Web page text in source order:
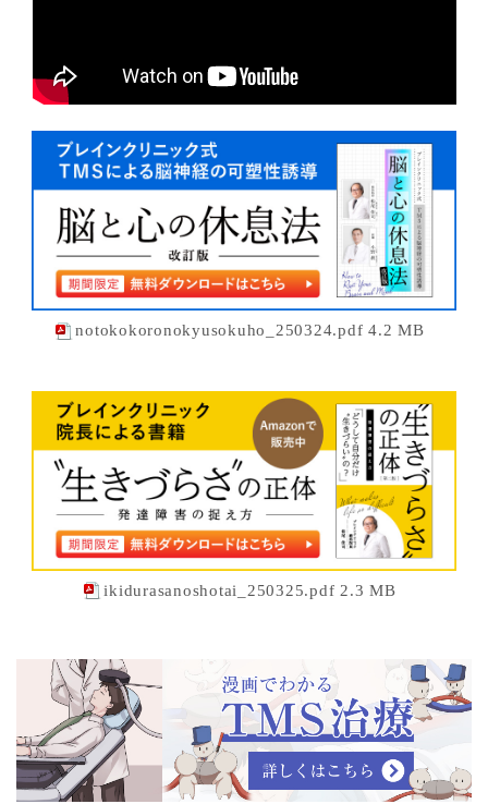
notokokoronokyusokuho_250324.pdf 4.2 MB
ikidurasanoshotai_250325.pdf 2.3 MB